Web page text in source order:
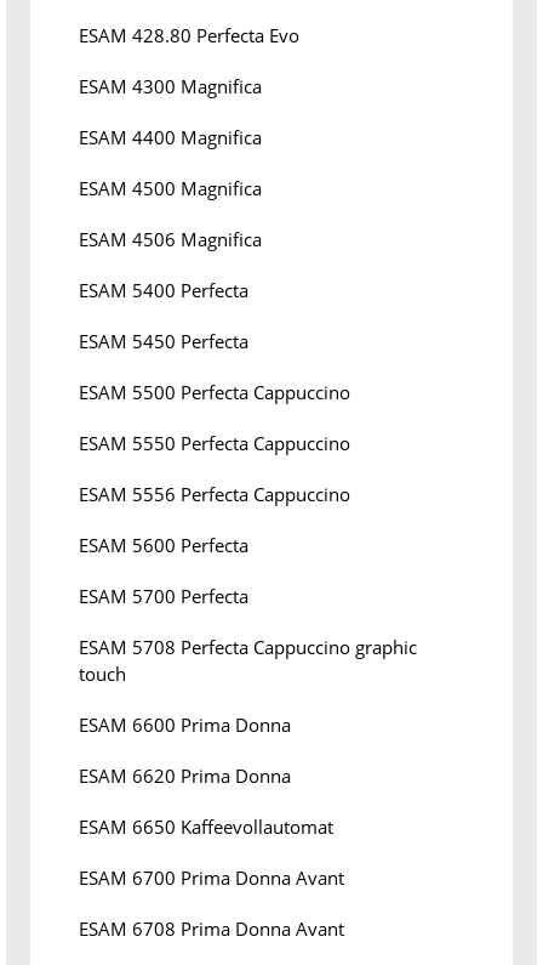
ESAM 428.80 Perfecta Evo
ESAM 4300 Magnifica
ESAM 4400 Magnifica
ESAM 4500 Magnifica
ESAM 4506 Magnifica
ESAM 5400 Perfecta
ESAM 5450 Perfecta
ESAM 5500 Perfecta Cappuccino
ESAM 5550 Perfecta Cappuccino
ESAM 5556 Perfecta Cappuccino
ESAM 5600 Perfecta
ESAM 5700 Perfecta
ESAM 5708 Perfecta Cappuccino graphic
touch
ESAM 6600 Prima Donna
ESAM 6620 Prima Donna
ESAM 6650 Kaffeevollautomat
ESAM 6700 Prima Donna Avant
ESAM 6708 Prima Donna Avant